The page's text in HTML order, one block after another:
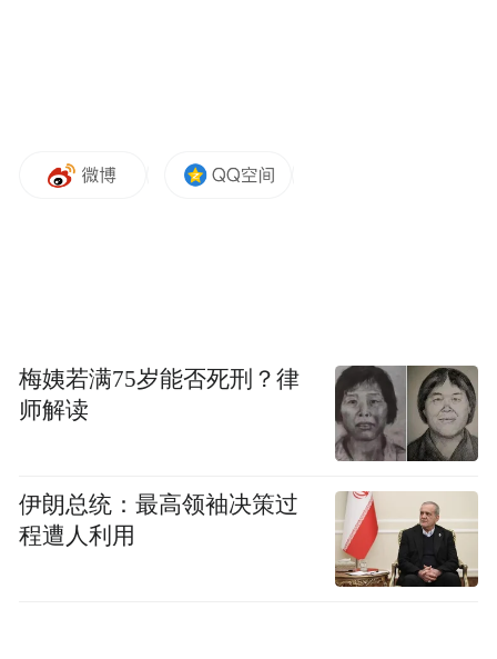
梅姨若满75岁能否死刑？律
师解读
伊朗总统：最高领袖决策过
程遭人利用